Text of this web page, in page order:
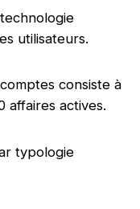
utilisateurs.
consiste à
affaires actives.
typologie